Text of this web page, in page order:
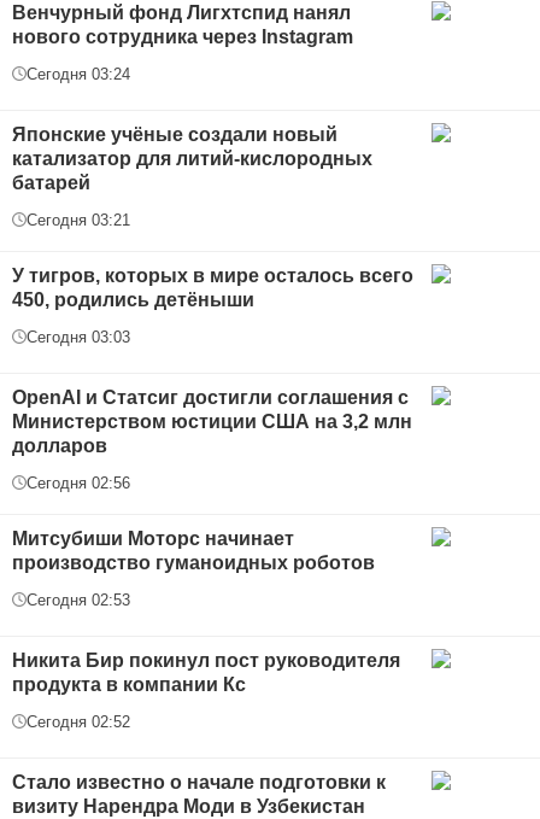
Венчурный фонд Лигхтспид нанял
нового сотрудника через Instagram
Сегодня 03:24
Японские учёные создали новый
катализатор для литий-кислородных
батарей
Сегодня 03:21
У тигров, которых в мире осталось всего
450, родились детёныши
Сегодня 03:03
OpenAI и Статсиг достигли соглашения с
Министерством юстиции США на 3,2 млн
долларов
Сегодня 02:56
Митсубиши Моторс начинает
производство гуманоидных роботов
Сегодня 02:53
Никита Бир покинул пост руководителя
продукта в компании Кс
Сегодня 02:52
Стало известно о начале подготовки к
визиту Нарендра Моди в Узбекистан